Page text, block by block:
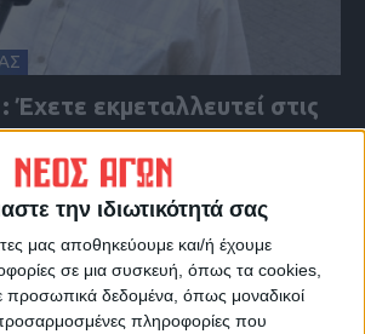
την ιδιωτικότητά σας
μας αποθηκεύουμε και/ή έχουμε
σε μια συσκευή, όπως τα cookies,
προσωπικά δεδομένα, όπως μοναδικοί
πληροφορίες που
Έχετε εκμεταλλευτεί στις
για κάποια αγορά;